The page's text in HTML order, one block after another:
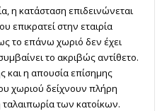
η κατάσταση επιδεινώνεται
στην εταιρία
το επάνω χωριό δεν έχει
το ακριβώς αντίθετο.
η απουσία επίσημης
χωριού δείχνουν πλήρη
ταλαιπωρία των κατοίκων.